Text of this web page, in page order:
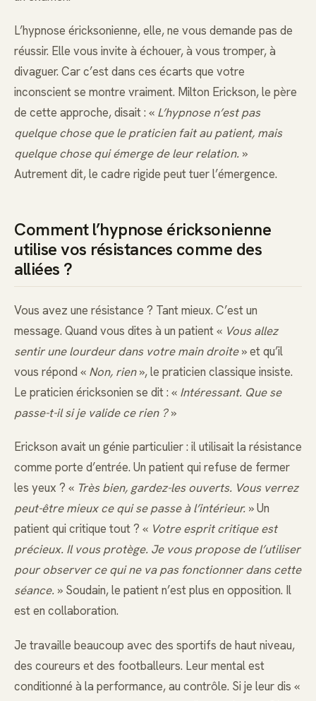
L’hypnose éricksonienne, elle, ne vous demande pas de
réussir. Elle vous invite à échouer, à vous tromper, à
divaguer. Car c’est dans ces écarts que votre
inconscient se montre vraiment. Milton Erickson, le père
de cette approche, disait : « L’hypnose n’est pas
quelque chose que le praticien fait au patient, mais
quelque chose qui émerge de leur relation. »
Autrement dit, le cadre rigide peut tuer l’émergence.
Comment l’hypnose éricksonienne
utilise vos résistances comme des
alliées ?
Vous avez une résistance ? Tant mieux. C’est un
message. Quand vous dites à un patient « Vous allez
sentir une lourdeur dans votre main droite» et qu’il
vous répond « Non, rien», le praticien classique insiste.
Le praticien éricksonien se dit : « Intéressant. Que se
passe-t-il si je valide ce rien ?»
Erickson avait un génie particulier : il utilisait la résistance
comme porte d’entrée. Un patient qui refuse de fermer
les yeux ? « Très bien, gardez-les ouverts. Vous verrez
peut-être mieux ce qui se passe à l’intérieur. » Un
patient qui critique tout ? « Votre esprit critique est
précieux. Il vous protège. Je vous propose de l’utiliser
pour observer ce qui ne va pas fonctionner dans cette
séance. » Soudain, le patient n’est plus en opposition. Il
est en collaboration.
Je travaille beaucoup avec des sportifs de haut niveau,
des coureurs et des footballeurs. Leur mental est
conditionné à la performance, au contrôle. Si je leur dis «